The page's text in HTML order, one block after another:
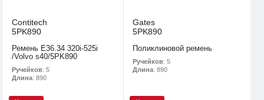
Contitech
5PK890
Ремень E36.34 320i-525i
/Volvo s40/5PK890
Ручейков: 5
Длина: 890
Gates
5PK890
Поликлиновой ремень
Ручейков: 5
Длина: 890